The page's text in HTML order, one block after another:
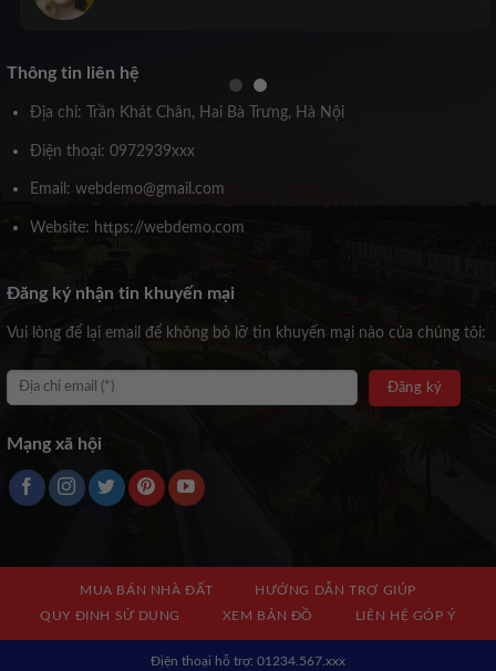
Thông tin liên hệ
Địa chỉ: Trần Khát Chân, Hai Bà Trưng, Hà Nội
Điện thoại: 0972939xxx
Email: webdemo@gmail.com
Website: https://webdemo.com
Đăng ký nhận tin khuyến mại
Vui lòng để lại email để không bỏ lỡ tin khuyến mại nào của chúng tôi:
Mạng xã hội
MUA BÁN NHÀ ĐẤT
HƯỚNG DẪN TRỢ GIÚP
QUY ĐỊNH SỬ DỤNG
XEM BẢN ĐỒ LIÊN HỆ GÓP Ý
Địện thoại hỗ trợ: 01234.567.xxx